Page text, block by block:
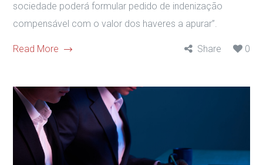
sociedade poderá formular pedido de indenização
compensável com o valor dos haveres a apurar”.
Read More Share 0